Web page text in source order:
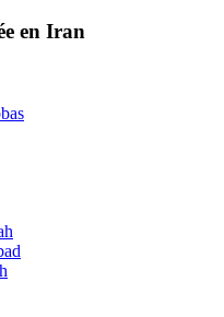
en Iran